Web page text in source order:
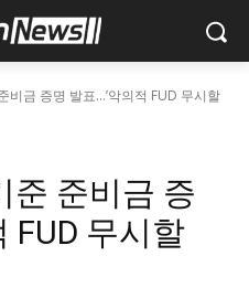
비금 증명 발표…’악의적 FUD 무시할
준 준비금 증
FUD 무시할